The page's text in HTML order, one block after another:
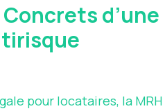
d’une
pour locataires, la MRH